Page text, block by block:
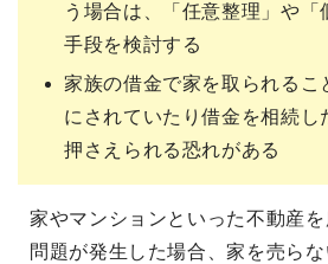
う場合は、「任意整理」や「
手段を検討する
家族の借金で家を取られるこ
にされていたり借金を相続し
押さえられる恐れがある
家やマンションといった不動産
問題が発生した場合、家を売ら